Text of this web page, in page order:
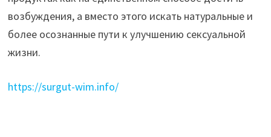
возбуждения, а вместо этого искать натуральные и
более осознанные пути к улучшению сексуальной
жизни.
https://surgut-wim.info/